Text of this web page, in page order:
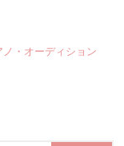
・オーディション